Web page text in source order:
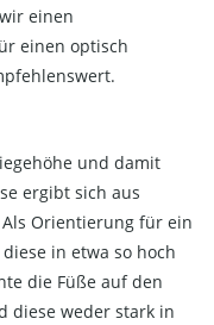
einen
einen optisch
und damit
ergibt sich aus
Orientierung für ein
in etwa so hoch
die Füße auf den
diese weder stark in